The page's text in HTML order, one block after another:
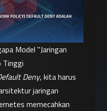
Model "Jaringan
Tinggi
Deny, kita harus
jaringan
memecahkan